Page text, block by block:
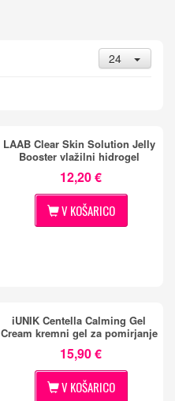
24
LAAB Clear Skin Solution Jelly
Booster vlažilni hidrogel
12,20 €
V KOŠARICO
iUNIK Centella Calming Gel
Cream kremni gel za pomirjanje
15,90 €
V KOŠARICO